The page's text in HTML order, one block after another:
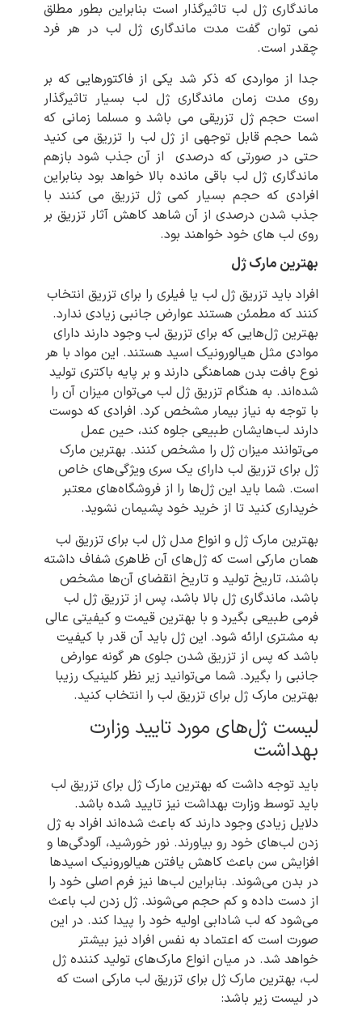
ماندگاری ژل لب تاثیرگذار است بنابراین بطور مطلق
نمی توان گفت مدت ماندگاری ژل لب در هر فرد
چقدر است.
جدا از مواردی که ذکر شد یکی از فاکتورهایی که بر
روی مدت زمان ماندگاری ژل لب بسیار تاثیرگذار
است حجم ژل تزریقی می باشد و مسلما زمانی که
شما حجم قابل توجهی از ژل لب را تزریق می کنید
حتی در صورتی که درصدی از آن جذب شود بازهم
ماندگاری ژل لب باقی مانده بالا خواهد بود بنابراین
افرادی که حجم بسیار کمی ژل تزریق می کنند با
جذب شدن درصدی از آن شاهد کاهش آثار تزریق بر
روی لب های خود خواهند بود.
بهترین مارک ژل
افراد باید تزریق ژل لب یا فیلری را برای تزریق انتخاب
کنند که مطمئن هستند عوارض جانبی زیادی ندارد.
بهترین ژل‌هایی که برای تزریق لب وجود دارند دارای
موادی مثل هیالورونیک اسید هستند. این مواد با هر
نوع بافت بدن هماهنگی دارند و بر پایه باکتری تولید
شده‌اند. به هنگام تزریق ژل لب می‌توان میزان آن را
با توجه به نیاز بیمار مشخص کرد. افرادی که دوست
دارند لب‌هایشان طبیعی جلوه کند، حین عمل
می‌توانند میزان ژل را مشخص کنند. بهترین مارک
ژل برای تزریق لب دارای یک سری ویژگی‌های خاص
است. شما باید این ژل‌ها را از فروشگاه‌های معتبر
خریداری کنید تا از خرید خود پشیمان نشوید.
بهترین مارک ژل و انواع مدل ژل لب برای تزریق لب
همان مارکی است که ژل‌های آن ظاهری شفاف داشته
باشند، تاریخ تولید و تاریخ انقضای آن‌ها مشخص
باشد، ماندگاری ژل بالا باشد، پس از تزریق ژل لب
فرمی طبیعی بگیرد و با بهترین قیمت و کیفیتی عالی
به مشتری ارائه شود. این ژل باید آن قدر با کیفیت
باشد که پس از تزریق شدن جلوی هر گونه عوارض
جانبی را بگیرد. شما می‌توانید زیر نظر کلینیک رزیبا
بهترین مارک ژل برای تزریق لب را انتخاب کنید.
لیست ژل‌‌های مورد تایید وزارت
بهداشت
باید توجه داشت که بهترین مارک ژل برای تزریق لب
باید توسط وزارت بهداشت نیز تایید شده باشد.
دلایل زیادی وجود دارند که باعث شده‌اند افراد به ژل
زدن لب‌های خود رو بیاورند. نور خورشید، آلودگی‌ها و
افزایش سن باعث کاهش یافتن هیالورونیک اسیدها
در بدن می‌شوند. بنابراین لب‌ها نیز فرم اصلی خود را
از دست داده و کم حجم می‌شوند. ژل زدن لب باعث
می‌شود که لب شادابی اولیه خود را پیدا کند. در این
صورت است که اعتماد به نفس افراد نیز بیشتر
خواهد شد. در میان انواع مارک‌های تولید کننده ژل
لب، بهترین مارک ژل برای تزریق لب مارکی است که
در لیست زیر باشد: